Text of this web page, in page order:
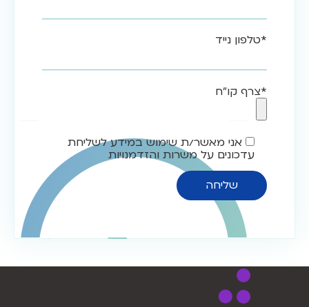
*טלפון נייד
*צרף קו"ח
אני מאשר/ת שימוש במידע לשליחת
עדכונים על משרות והזדמנויות